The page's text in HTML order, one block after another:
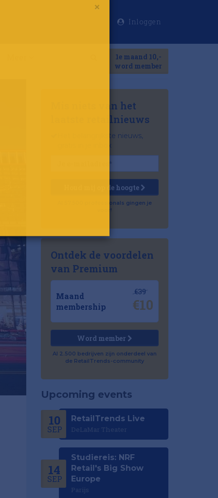
Inloggen
1e maand 10,-
word member
Mis niets van het
laatste retailnieuws
Het belangrijkste nieuws,
gratis in je inbox
Houd mij op de hoogte
Al 57.500 professionals gingen je
voor!
Ontdek de voordelen
van Premium
Maand
membership
€39
€10
Word member
Al 2.500 bedrijven zijn onderdeel van
de RetailTrends-community
Upcoming events
10
SEP
RetailTrends Live
DeLaMar Theater
14
SEP
Studiereis: NRF
Retail's Big Show
Europe
Parijs